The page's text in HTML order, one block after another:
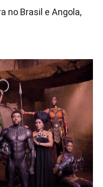
no Brasil e Angola,